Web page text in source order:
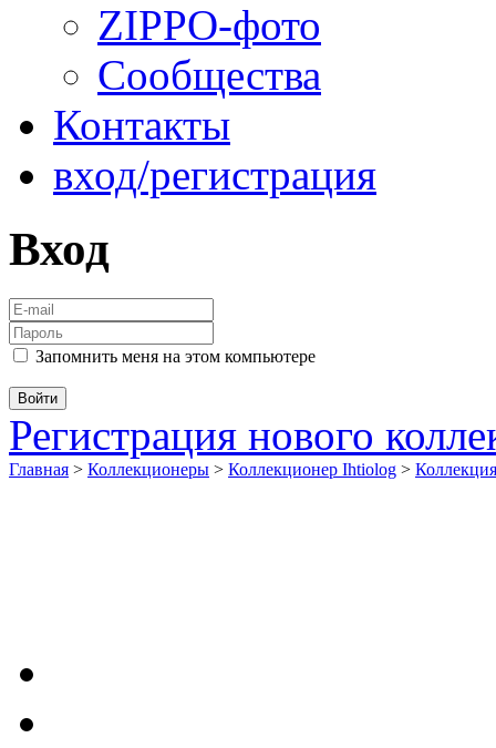
ZIPPO-фото
Сообщества
Контакты
вход/регистрация
Вход
Запомнить меня на этом компьютере
Регистрация нового
Главная > Коллекционеры > Коллекционер Ihtiolog >